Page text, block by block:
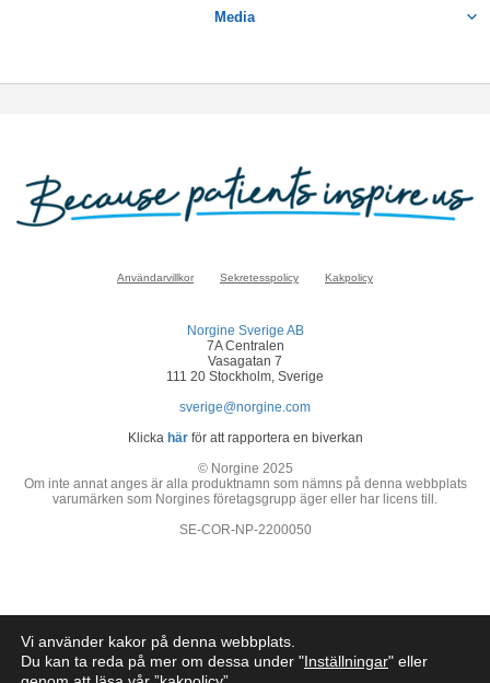
Media
Användarvillkor Sekretesspolicy Kakpolicy
Norgine Sverige AB
7A Centralen
Vasagatan 7
111 20 Stockholm, Sverige
sverige@norgine.com
Klicka härför att rapportera en biverkan
© Norgine 2025
Om inte annat anges är alla produktnamn som nämns på denna webbplats
varumärken som Norgines företagsgrupp äger eller har licens till.
SE-COR-NP-2200050
Vi använder kakor på denna webbplats.
Du kan ta reda på mer om dessa under "Inställningar" eller